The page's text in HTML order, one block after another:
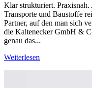
Klar strukturiert.
Transporte und Baustoffe
Partner, auf den man sich
die Kaltenecker GmbH &
genau das...
Weiterlesen